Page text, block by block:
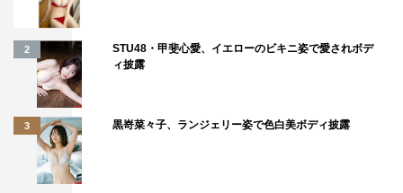
です。最初は手と足が震えていましたが、最後の方は気づ
ただけるように、肩の力を抜いて楽しみたいです。
◆隣の増田貴久さんはいかがでしたか？
優しかったです。予想の値段を書いていると「それ、ね
～」って言ってました（笑）。高い安いとか、何もアドバ
イスは言ってくださらなかったですが「それね～、うん、
2
STU48・甲斐心愛、イエローのビキニ姿で愛されボデ
ィ披露
3 黒嵜菜々子、ランジェリー姿で色白美ボディ披露